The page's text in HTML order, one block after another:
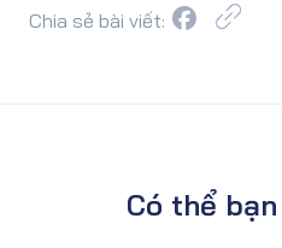
Chia sẻ bài viết:
Có thể